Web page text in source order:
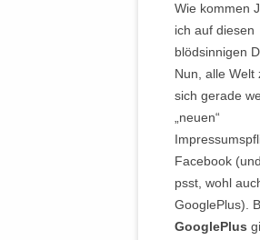
Wie kommen
ich auf diesen
blödsinnigen
Nun, alle Welt
sich gerade
„neuen“
Facebook
psst, wohl
GooglePlus).
GooglePlus